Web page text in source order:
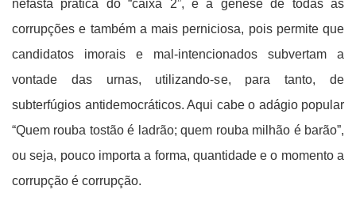
nefasta prática do “caixa 2”, é a gênese de todas as
corrupções e também a mais perniciosa, pois permite que
candidatos imorais e mal-intencionados subvertam a
vontade das urnas, utilizando-se, para tanto, de
subterfúgios antidemocráticos. Aqui cabe o adágio popular
“Quem rouba tostão é ladrão; quem rouba milhão é barão”,
ou seja, pouco importa a forma, quantidade e o momento a
corrupção é corrupção.